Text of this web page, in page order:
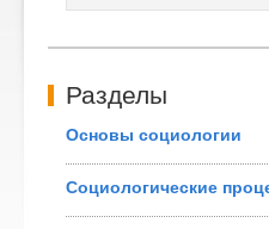
Разделы
Основы социологии
Социологические